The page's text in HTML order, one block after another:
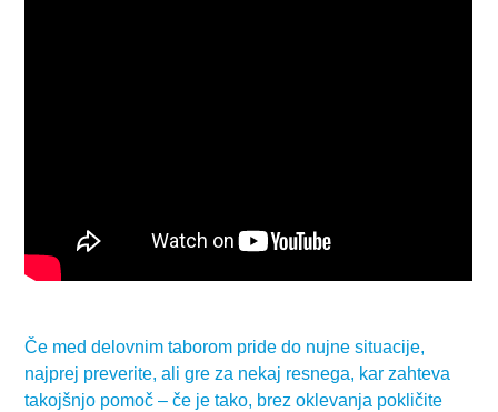
Če med delovnim taborom pride do nujne situacije,
najprej preverite, ali gre za nekaj resnega, kar zahteva
takojšnjo pomoč – če je tako, brez oklevanja pokličite